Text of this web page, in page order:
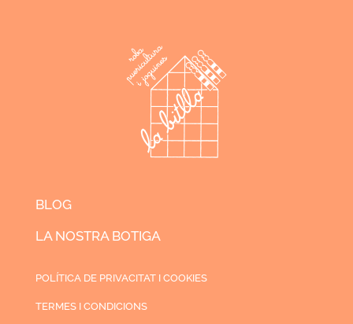
BLOG
LA NOSTRA BOTIGA
POLÍTICA DE PRIVACITAT I COOKIES
TERMES I CONDICIONS